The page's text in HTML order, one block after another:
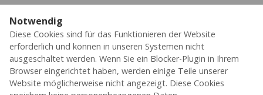
Notwendig
Diese Cookies sind für das Funktionieren der Website
erforderlich und können in unseren Systemen nicht
ausgeschaltet werden. Wenn Sie ein Blocker-Plugin in Ihrem
Browser eingerichtet haben, werden einige Teile unserer
Website möglicherweise nicht angezeigt. Diese Cookies
Datenschutz Cookies AGB's Impressum
Partner
© 2026 ESL – Alle Rechte vorbehalten